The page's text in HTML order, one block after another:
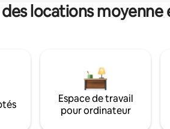
locations
Espace de travail
pour ordinateur